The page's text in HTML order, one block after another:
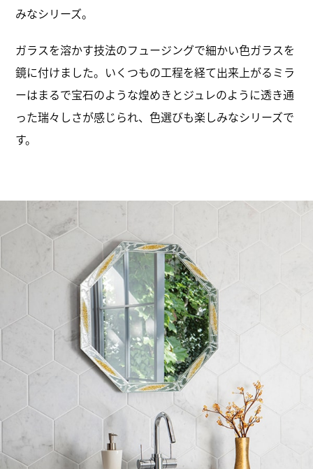
みなシリーズ。
ガラスを溶かす技法のフュージングで細かい色ガラスを
鏡に付けました。いくつもの工程を経て出来上がるミラ
ーはまるで宝石のような煌めきとジュレのように透き通
った瑞々しさが感じられ、色選びも楽しみなシリーズで
す。